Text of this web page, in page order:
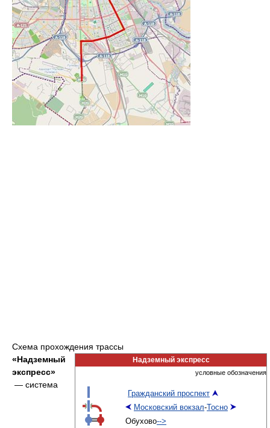
Cхема прохождения трассы
Надземный экспресс
условные обозначения
Гражданский проспект
Московский вокзал-Тосно
Обухово-->
«Надземный
экспресс»
— система